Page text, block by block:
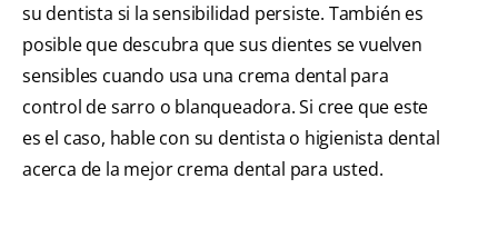
su dentista si la sensibilidad persiste. También es
posible que descubra que sus dientes se vuelven
sensibles cuando usa una crema dental para
control de sarro o blanqueadora. Si cree que este
es el caso, hable con su dentista o higienista dental
acerca de la mejor crema dental para usted.